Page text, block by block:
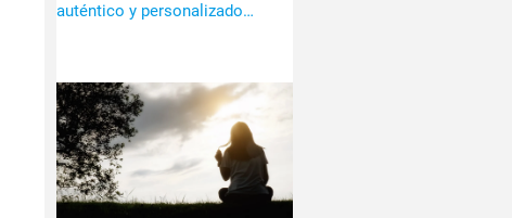
auténtico y personalizado…